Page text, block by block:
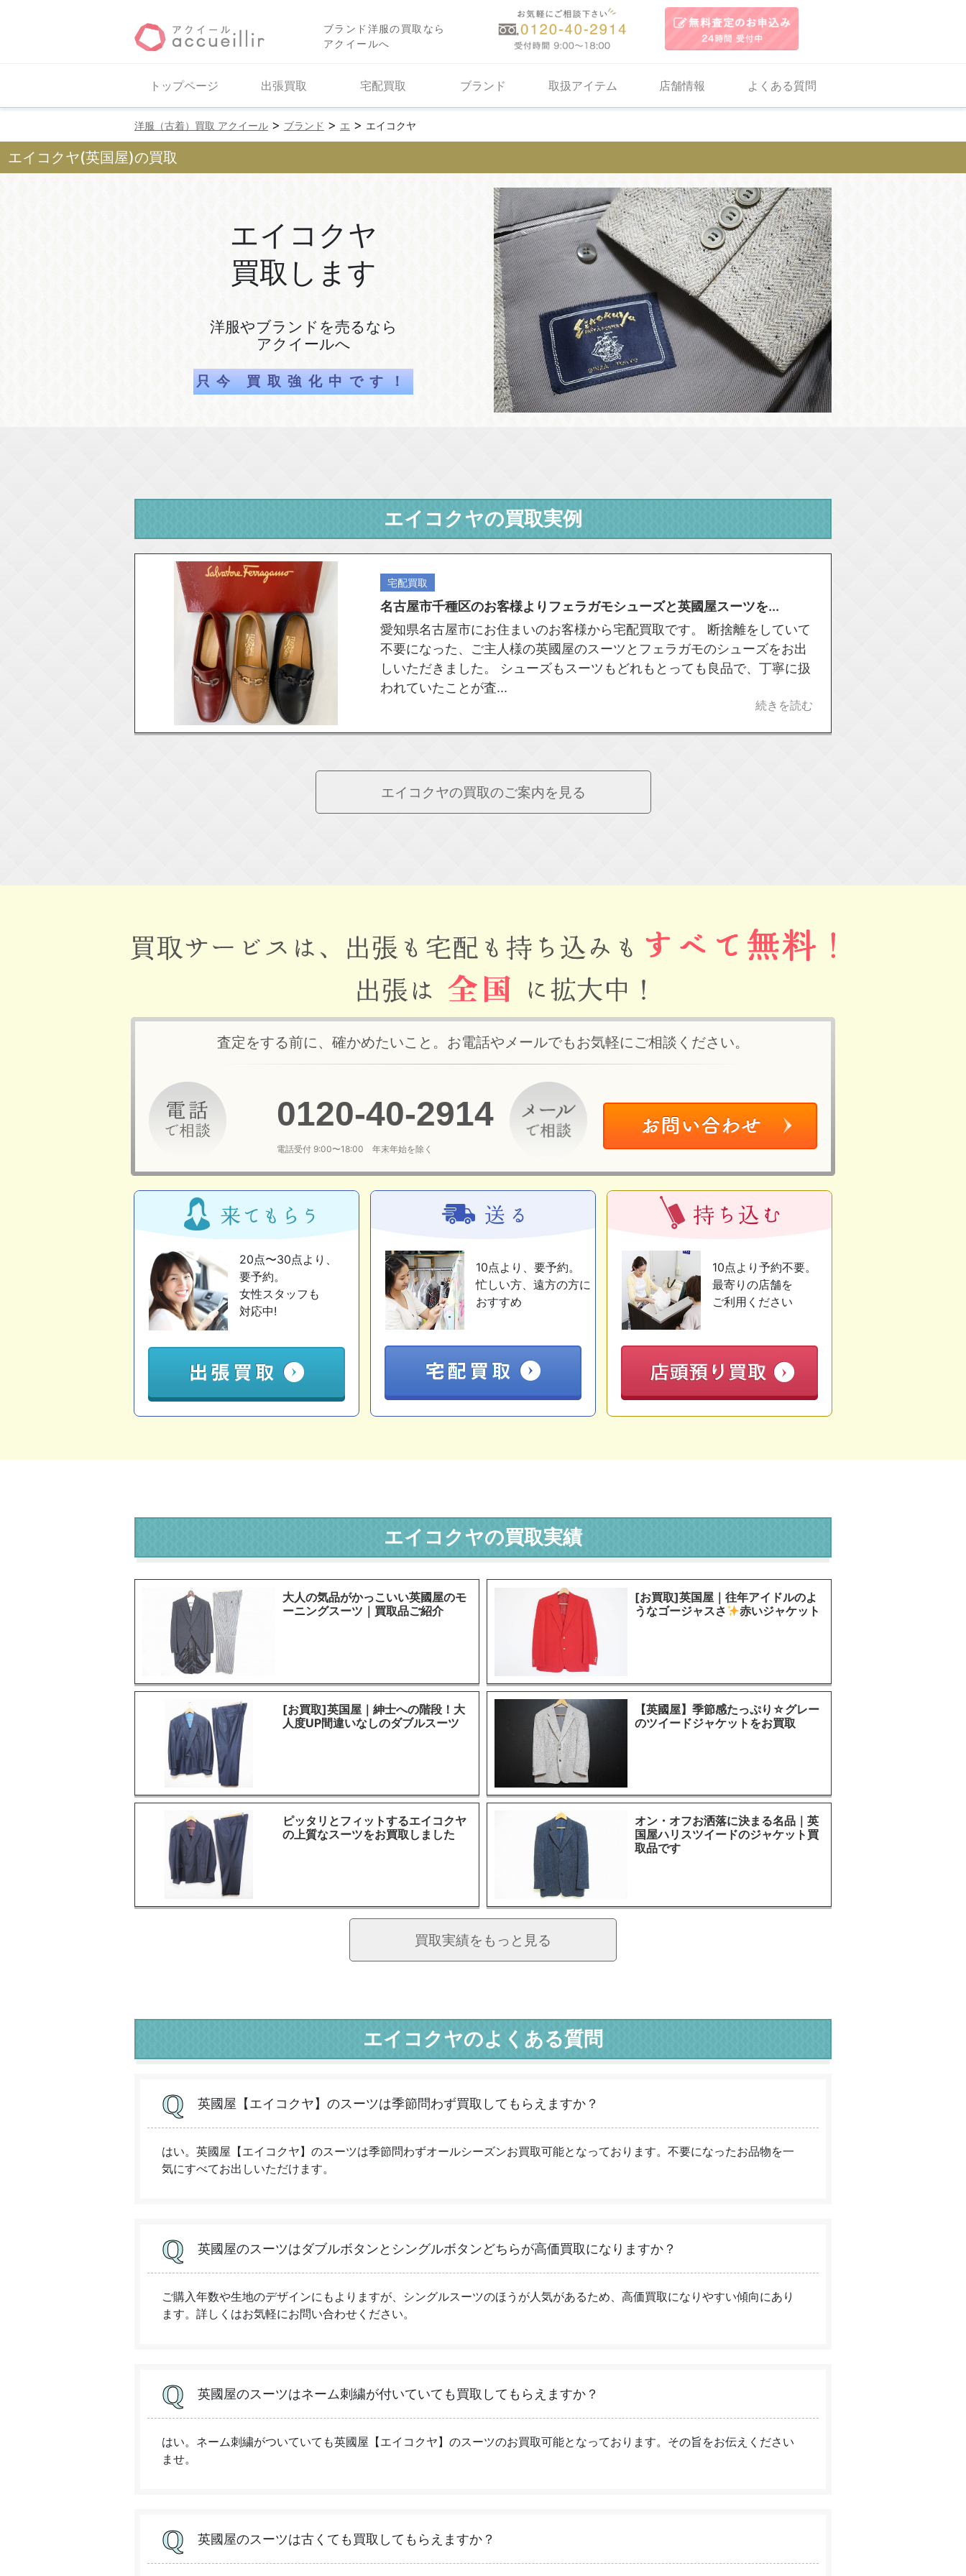
ブランド洋服の買取なら
アクイールへ
トップページ 出張買取 宅配買取 ブランド 取扱アイテム 店舗情報 よくある質問
洋服（古着）買取 アクイール > ブランド > エ > エイコクヤ
エイコクヤ(英国屋)の買取
エイコクヤ
買取します
洋服やブランドを売るなら
アクイールへ
只今 買取強化中です！
エイコクヤの買取実例
宅配買取
名古屋市千種区のお客様よりフェラガモシューズと英國屋スーツを...
愛知県名古屋市にお住まいのお客様から宅配買取です。 断捨離をしていて
不要になった、ご主人様の英國屋のスーツとフェラガモのシューズをお出
しいただきました。 シューズもスーツもどれもとっても良品で、丁寧に扱
われていたことが査...
続きを読む
エイコクヤの買取のご案内を見る
査定をする前に、確かめたいこと。お電話やメールでもお気軽にご相談ください。
0120-40-2914
電話受付 9:00〜18:00 年末年始を除く
20点〜30点より、
要予約。
女性スタッフも
対応中!
10点より、要予約。
忙しい方、遠方の方に
おすすめ
10点より予約不要。
最寄りの店舗を
ご利用ください
エイコクヤの買取実績
大人の気品がかっこいい英國屋のモ
ーニングスーツ｜買取品ご紹介
[お買取]英国屋｜往年アイドルのよ
うなゴージャスさ
赤いジャケット
[お買取]英国屋｜紳士への階段！大
人度UP間違いなしのダブルスーツ
【英國屋】季節感たっぷり☆グレー
のツイードジャケットをお買取
ピッタリとフィットするエイコクヤ
の上質なスーツをお買取しました
オン・オフお洒落に決まる名品｜英
国屋ハリスツイードのジャケット買
取品です
買取実績をもっと見る
エイコクヤのよくある質問
英國屋【エイコクヤ】のスーツは季節問わず買取してもらえますか？
はい。英國屋【エイコクヤ】のスーツは季節問わずオールシーズンお買取可能となっております。不要になったお品物を一
気にすべてお出しいただけます。
英國屋のスーツはダブルボタンとシングルボタンどちらが高価買取になりますか？
ご購入年数や生地のデザインにもよりますが、シングルスーツのほうが人気があるため、高価買取になりやすい傾向にあり
ます。詳しくはお気軽にお問い合わせください。
英國屋のスーツはネーム刺繍が付いていても買取してもらえますか？
はい。ネーム刺繍がついていても英國屋【エイコクヤ】のスーツのお買取可能となっております。その旨をお伝えください
ませ。
英國屋のスーツは古くても買取してもらえますか？